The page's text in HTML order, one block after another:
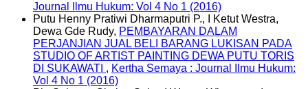
Journal Ilmu Hukum: Vol 4 No 1 (2016)
Putu Henny Pratiwi Dharmaputri P., I Ketut Westra,
Dewa Gde Rudy, PEMBAYARAN DALAM
PERJANJIAN JUAL BELI BARANG LUKISAN PADA
STUDIO OF ARTIST PAINTING DEWA PUTU TORIS
DI SUKAWATI , Kertha Semaya : Journal Ilmu Hukum:
Vol 4 No 1 (2016)